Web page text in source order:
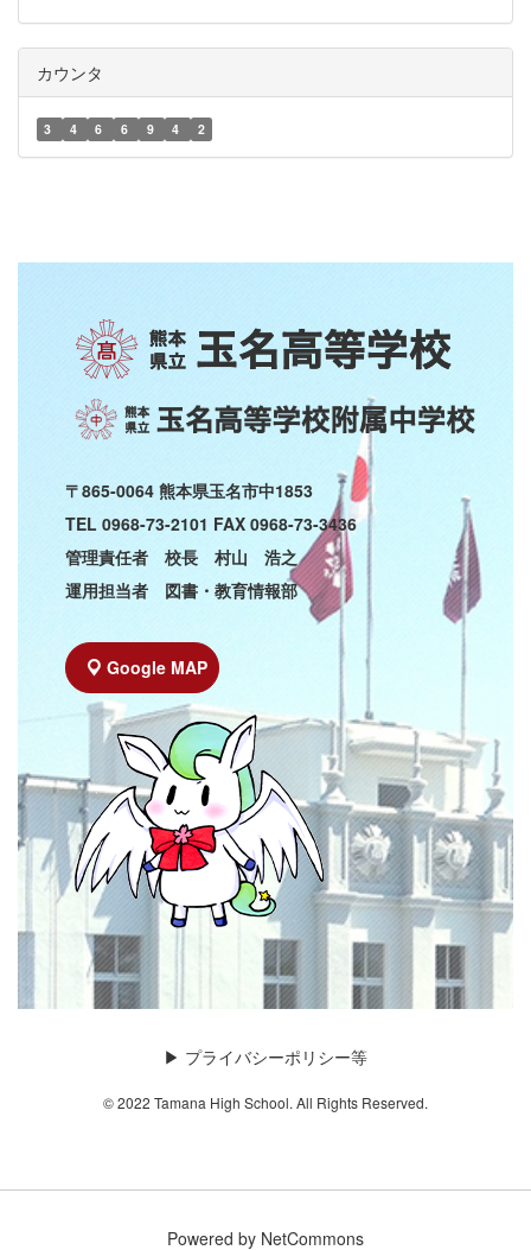
カウンタ
3 4 6 6 9 4 2
〒865-0064 熊本県玉名市中1853
TEL 0968-73-2101 FAX 0968-73-3436
管理責任者 校長 村山 浩之
運用担当者 図書・教育情報部
Google MAP
▶︎ プライバシーポリシー等
© 2022 Tamana High School. All Rights Reserved.
Powered by NetCommons